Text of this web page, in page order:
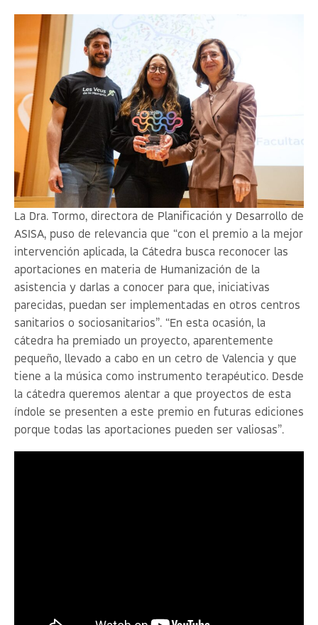
La Dra. Tormo, directora de Planificación y Desarrollo de
ASISA, puso de relevancia que “con el premio a la mejor
intervención aplicada, la Cátedra busca reconocer las
aportaciones en materia de Humanización de la
asistencia y darlas a conocer para que, iniciativas
parecidas, puedan ser implementadas en otros centros
sanitarios o sociosanitarios”. “En esta ocasión, la
cátedra ha premiado un proyecto, aparentemente
pequeño, llevado a cabo en un cetro de Valencia y que
tiene a la música como instrumento terapéutico. Desde
la cátedra queremos alentar a que proyectos de esta
índole se presenten a este premio en futuras ediciones
porque todas las aportaciones pueden ser valiosas”.